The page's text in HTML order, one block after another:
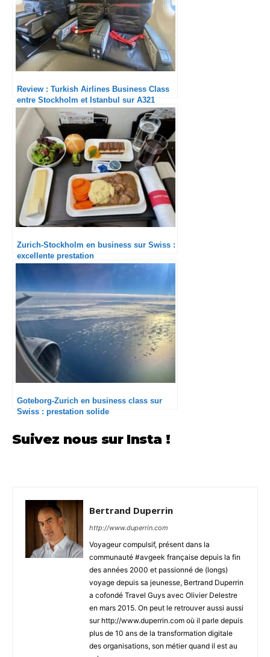
Review : Turkish Airlines Business Class
entre Stockholm et Istanbul sur A321
Zurich-Stockholm en business sur Swiss :
excellente prestation
Goteborg-Zurich en business class sur
Swiss : prestation solide
Suivez nous sur Insta !
Bertrand Duperrin
http://www.duperrin.com
Voyageur compulsif, présent dans la
communauté #avgeek française depuis la fin
des années 2000 et passionné de (longs)
voyage depuis sa jeunesse, Bertrand Duperrin
a cofondé Travel Guys avec Olivier Delestre
en mars 2015. On peut le retrouver aussi aussi
sur http://www.duperrin.com où il parle depuis
plus de 10 ans de la transformation digitale
des organisations, son métier quand il est au